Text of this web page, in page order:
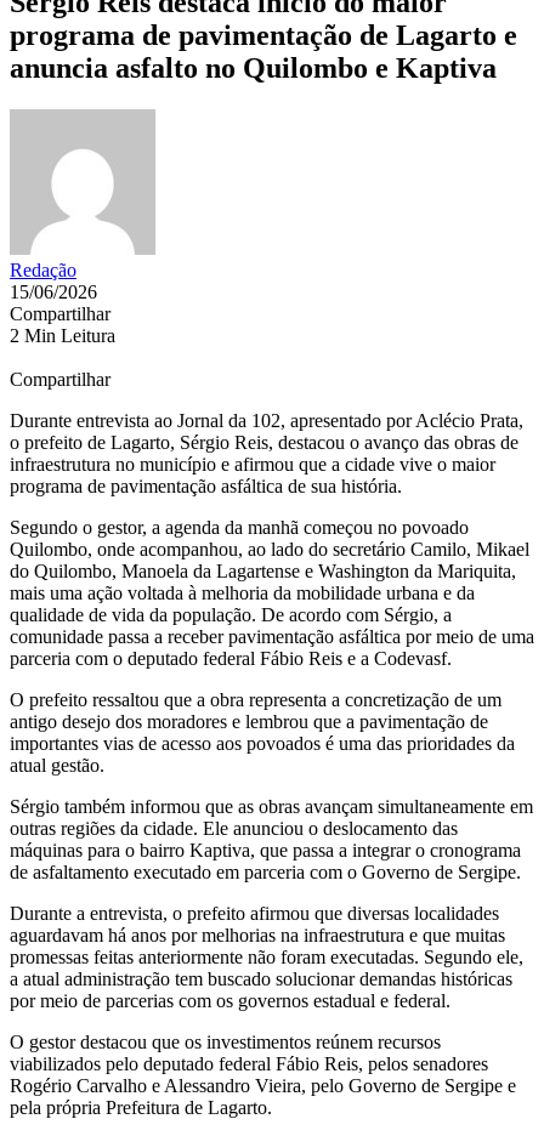
programa de pavimentação de Lagarto e
anuncia asfalto no Quilombo e Kaptiva
Redação
15/06/2026
Compartilhar
2 Min Leitura
Compartilhar
Durante entrevista ao Jornal da 102, apresentado por Aclécio Prata,
o prefeito de Lagarto, Sérgio Reis, destacou o avanço das obras de
infraestrutura no município e afirmou que a cidade vive o maior
programa de pavimentação asfáltica de sua história.
Segundo o gestor, a agenda da manhã começou no povoado
Quilombo, onde acompanhou, ao lado do secretário Camilo, Mikael
do Quilombo, Manoela da Lagartense e Washington da Mariquita,
mais uma ação voltada à melhoria da mobilidade urbana e da
qualidade de vida da população. De acordo com Sérgio, a
comunidade passa a receber pavimentação asfáltica por meio de uma
parceria com o deputado federal Fábio Reis e a Codevasf.
O prefeito ressaltou que a obra representa a concretização de um
antigo desejo dos moradores e lembrou que a pavimentação de
importantes vias de acesso aos povoados é uma das prioridades da
atual gestão.
Sérgio também informou que as obras avançam simultaneamente em
outras regiões da cidade. Ele anunciou o deslocamento das
máquinas para o bairro Kaptiva, que passa a integrar o cronograma
de asfaltamento executado em parceria com o Governo de Sergipe.
Durante a entrevista, o prefeito afirmou que diversas localidades
aguardavam há anos por melhorias na infraestrutura e que muitas
promessas feitas anteriormente não foram executadas. Segundo ele,
a atual administração tem buscado solucionar demandas históricas
por meio de parcerias com os governos estadual e federal.
O gestor destacou que os investimentos reúnem recursos
viabilizados pelo deputado federal Fábio Reis, pelos senadores
Rogério Carvalho e Alessandro Vieira, pelo Governo de Sergipe e
pela própria Prefeitura de Lagarto.